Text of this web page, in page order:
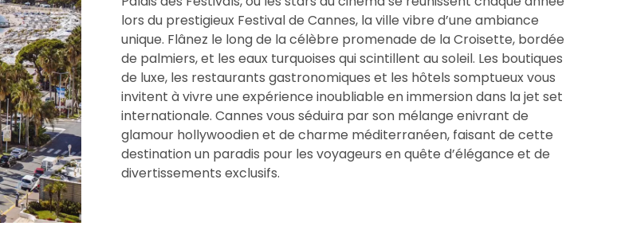
lors du prestigieux Festival de Cannes, la ville vibre d’une ambiance
unique. Flânez le long de la célèbre promenade de la Croisette, bordée
de palmiers, et les eaux turquoises qui scintillent au soleil. Les boutiques
de luxe, les restaurants gastronomiques et les hôtels somptueux vous
invitent à vivre une expérience inoubliable en immersion dans la jet set
internationale. Cannes vous séduira par son mélange enivrant de
glamour hollywoodien et de charme méditerranéen, faisant de cette
destination un paradis pour les voyageurs en quête d’élégance et de
divertissements exclusifs.